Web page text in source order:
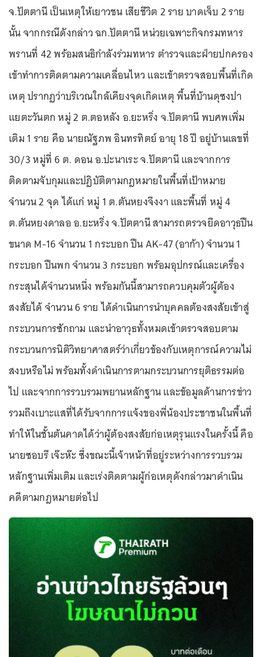
จ.ปัตตานี เป็นเหตุให้เยาวชน เสียชีวิต 2 ราย บาดเจ็บ 2 ราย
นั้น จากกรณีดังกล่าว ฉก.ปัตตานี หน่วยเฉพาะกิจกรมทหาร
พรานที่ 42 พร้อมสนธิกำลังร่วมทหาร ตำรวจและฝ่ายปกครอง
เข้าทำการติดตามความเคลื่อนไหว และเข้าตรวจสอบพื้นที่เกิด
เหตุ ปรากฏว่าบริเวณใกล้เคียงจุดเกิดเหตุ พื้นที่บ้านดุซงปา
แยตะวันตก หมู่ 2 ต.ตอหลัง อ.ยะหริ่ง จ.ปัตตานี พบศพเพิ่ม
เติม 1 ราย คือ นายณัฐภพ อินทรทิตย์ อายุ 18 ปี อยู่บ้านเลขที่
30/3 หมู่ที่ 6 ต. ดอน อ.ปะนาเระ จ.ปัตตานี และจากการ
ติดตามจับกุมและปฏิบัติตามกฎหมายในพื้นที่เป้าหมาย
จำนวน 2 จุด ได้แก่ หมู่ 1 ต.ตันหยงจึงงา และพื้นที่ หมู่ 4
ต.ตันหยงดาลอ อ.ยะหริ่ง จ.ปัตตานี สามารถตรวจยึดอาวุธปืน
ขนาด M-16 จำนวน 1 กระบอก ปืน AK-47 (อาก้า) จำนวน 1
กระบอก ปืนพก จำนวน 3 กระบอก พร้อมอุปกรณ์และเครื่อง
กระสุนได้จำนวนหนึ่ง พร้อมกันนี้สามารถควบคุมตัวผู้ต้อง
สงสัยได้ จำนวน 6 ราย ได้ดำเนินการนำบุคคลต้องสงสัยเข้าสู่
กระบวนการซักถาม และนำอาวุธทั้งหมดเข้าตรวจสอบตาม
กระบวนการนิติวิทยาศาสตร์ว่าเกี่ยวข้องกับเหตุการณ์ความไม่
สงบหรือไม่ พร้อมทั้งดำเนินการตามกระบวนการยุติธรรมต่อ
ไป และจากการรวบรวมพยานหลักฐาน และข้อมูลด้านการข่าว
รวมถึงเบาะแสที่ได้รับจากการแจ้งของพี่น้องประชาชนในพื้นที่
ทำให้ในชั้นต้นคาดได้ว่าผู้ต้องสงสัยก่อเหตุรุนแรงในครั้งนี้ คือ
นายซอบรี เจ๊ะห๊ะ ซึ่งขณะนี้เจ้าหน้าที่อยู่ระหว่างการรวบรวม
หลักฐานเพิ่มเติม และเร่งติดตามผู้ก่อเหตุดังกล่าวมาดำเนิน
คดีตามกฎหมายต่อไป